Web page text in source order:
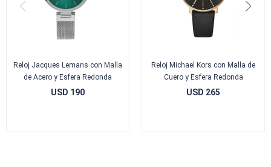
Reloj Jacques Lemans con Malla
de Acero y Esfera Redonda
USD 190
Reloj Michael Kors con Malla de
Cuero y Esfera Redonda
USD 265